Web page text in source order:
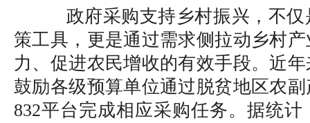
政府采购支持乡村振兴，不
策工具，更是通过需求侧拉动乡村
力、促进农民增收的有效手段。近
鼓励各级预算单位通过脱贫地区农
832平台完成相应采购任务。据统计